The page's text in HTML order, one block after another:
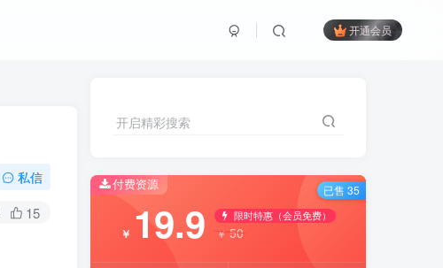
开通会员
私信
15
开启精彩搜索
付费资源
￥ 19.9 限时特惠（会员免费）
￥50
已售 35